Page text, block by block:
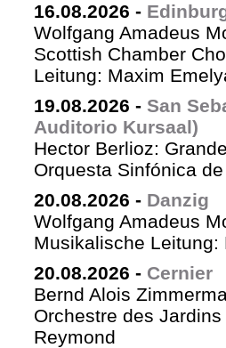
16.08.2026 -
Wolfgang Amadeus
Scottish Chamber
Leitung: Maxim
19.08.2026 - San
Auditorio Kursaal)
Hector Berlioz:
Orquesta Sinfónica
20.08.2026 - Danzig
Wolfgang Amadeus
Musikalische
20.08.2026 - Cernier
Bernd Alois
Orchestre des
Reymond